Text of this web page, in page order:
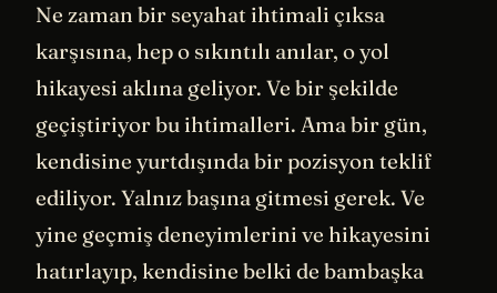
Ne zaman bir seyahat ihtimali çıksa
karşısına, hep o sıkıntılı anılar, o yol
hikayesi aklına geliyor. Ve bir şekilde
geçiştiriyor bu ihtimalleri. Ama bir gün,
kendisine yurtdışında bir pozisyon teklif
ediliyor. Yalnız başına gitmesi gerek. Ve
yine geçmiş deneyimlerini ve hikayesini
hatırlayıp, kendisine belki de bambaşka